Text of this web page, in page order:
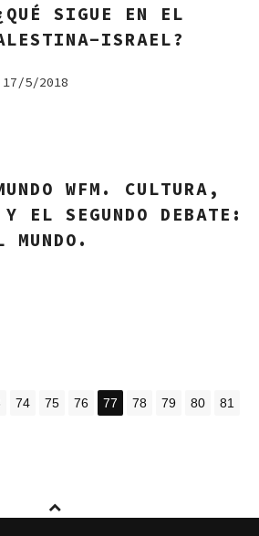
SIGUE EN EL
ISRAEL?
5/2018
WFM. CULTURA,
EL SEGUNDO DEBATE:
MUNDO.
74 75 76 77 78 79 80
81